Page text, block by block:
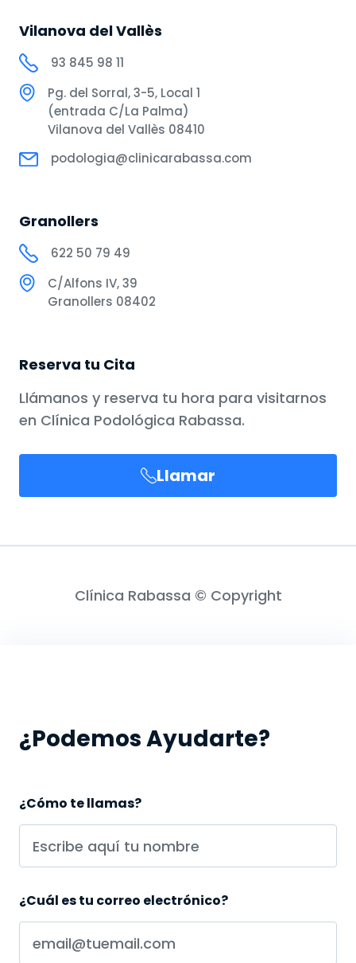
Vilanova del Vallès
93 845 98 11
Pg. del Sorral, 3-5, Local 1
(entrada C/La Palma)
Vilanova del Vallès 08410
podologia@clinicarabassa.com
Granollers
622 50 79 49
C/Alfons IV, 39
Granollers 08402
Reserva tu Cita
Llámanos y reserva tu hora para visitarnos
en Clínica Podológica Rabassa.
Llamar
Clínica Rabassa © Copyright
¿Podemos Ayudarte?
¿Cómo te llamas?
¿Cuál es tu correo electrónico?